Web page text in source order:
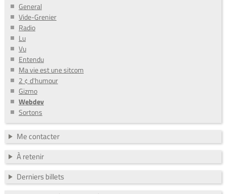
General
Vide-Grenier
Radio
Lu
Vu
Entendu
Ma vie est une sitcom
2 ¢ d'humour
Gizmo
Webdev
Sortons
Me contacter
À retenir
Derniers billets